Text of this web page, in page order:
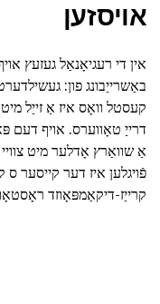
אויסזען
אין די רעגיאָנאַל געזעץ
באַשרייַבונג פון:
קעסטל וואָס איז אַ זייַל
דרייַ טאָווערס. אויף דעם
אַ שוואַרץ אָדלער מיט
פֿויגלען איז דער קייסער
קרייַז-דיקאַמפּאָוזד